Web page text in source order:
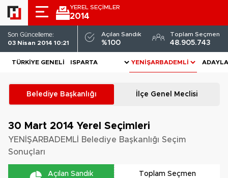
YEREL SEÇİMLER
2014
Son Güncelleme:
03 Nisan 2014 10:21
Açılan Sandık
%100
Toplam Seçmen
48.905.743
TÜRKIYE GENELI
Belediye Başkanlığı İlçe Genel Meclisi
30 Mart 2014 Yerel Seçimleri
YENİŞARBADEMLİ Belediye Başkanlığı Seçim
Sonuçları
Açılan Sandık Toplam Seçmen